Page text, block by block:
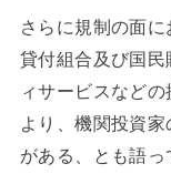
さらに規制の面
貸付組合及び国
ィサービスなど
より、機関投資
がある、とも語っ